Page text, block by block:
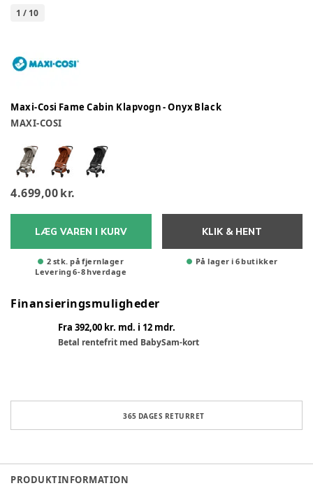
1 / 10
Maxi-Cosi Fame Cabin Klapvogn - Onyx Black
MAXI-COSI
4.699,00 kr.
LÆG VAREN I KURV
2 stk. på fjernlager
Levering 6-8hverdage
KLIK & HENT
På lager i 6 butikker
Finansieringsmuligheder
Fra 392,00 kr. md. i 12 mdr.
Betal rentefrit med BabySam-kort
365 DAGES RETURRET
PRODUKTINFORMATION